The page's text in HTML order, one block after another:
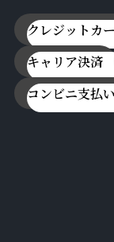
クレジットカ
キャリア決済
コンビニ支払